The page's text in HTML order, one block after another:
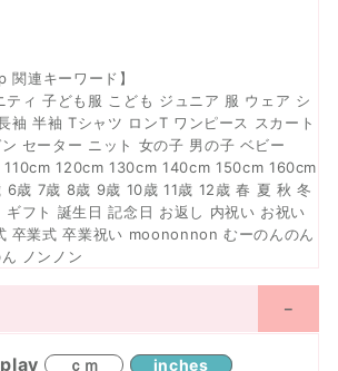
連キーワード】
ティ 子ども服 こども ジュニア 服 ウェア シ
袖 半袖 Tシャツ ロンT ワンピース スカート
セーター ニット 女の子 男の子 ベビー
120cm 130cm 140cm 150cm 160cm
歳 7歳 8歳 9歳 10歳 11歳 12歳 春 夏 秋 冬
ギフト 誕生日 記念日 お返し 内祝い お祝い
卒業式 卒業祝い moononnon むーのんのん
ノンノン
ｃｍ inches